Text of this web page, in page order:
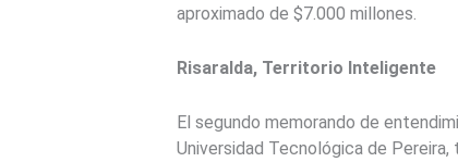
aproximado de $7.000 millones.
Risaralda, Territorio Inteligente
El segundo memorando de
Universidad Tecnológica de